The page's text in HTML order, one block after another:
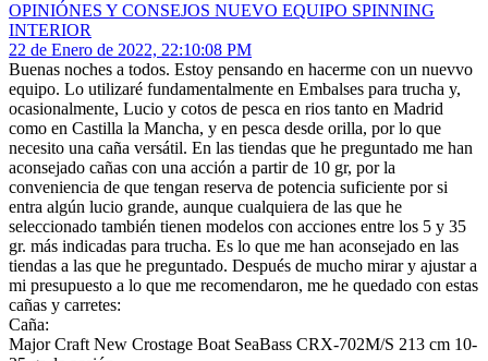
OPINIÓNES Y CONSEJOS NUEVO EQUIPO SPINNING
INTERIOR
22 de Enero de 2022, 22:10:08 PM
Buenas noches a todos. Estoy pensando en hacerme con un nuevvo
equipo. Lo utilizaré fundamentalmente en Embalses para trucha y,
ocasionalmente, Lucio y cotos de pesca en rios tanto en Madrid
como en Castilla la Mancha, y en pesca desde orilla, por lo que
necesito una caña versátil. En las tiendas que he preguntado me han
aconsejado cañas con una acción a partir de 10 gr, por la
conveniencia de que tengan reserva de potencia suficiente por si
entra algún lucio grande, aunque cualquiera de las que he
seleccionado también tienen modelos con acciones entre los 5 y 35
gr. más indicadas para trucha. Es lo que me han aconsejado en las
tiendas a las que he preguntado. Después de mucho mirar y ajustar a
mi presupuesto a lo que me recomendaron, me he quedado con estas
cañas y carretes:
Caña:
Major Craft New Crostage Boat SeaBass CRX-702M/S 213 cm 10-